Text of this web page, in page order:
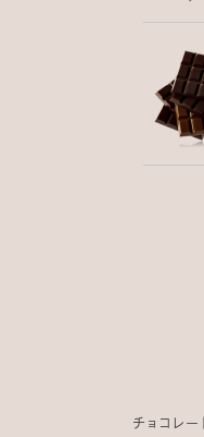
チョコレー